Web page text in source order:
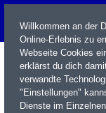
Willkommen an der
Online-Erlebnis zu
Webseite Cookies
erklärst du dich
verwandte
"Einstellungen"
Dienste im